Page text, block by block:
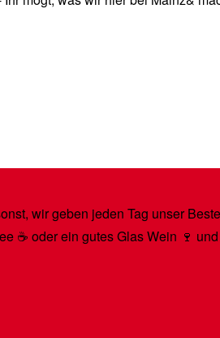
wir geben jeden Tag unser
☕️ oder ein gutes Glas Wein 🍷